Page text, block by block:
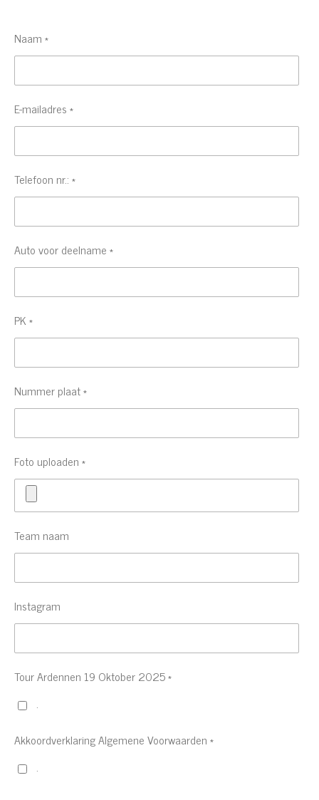
Naam *
E-mailadres *
Telefoon nr.: *
Auto voor deelname *
PK *
Nummer plaat *
Foto uploaden *
Team naam
Instagram
Tour Ardennen 19 Oktober 2025 *
.
Akkoordverklaring Algemene Voorwaarden *
.